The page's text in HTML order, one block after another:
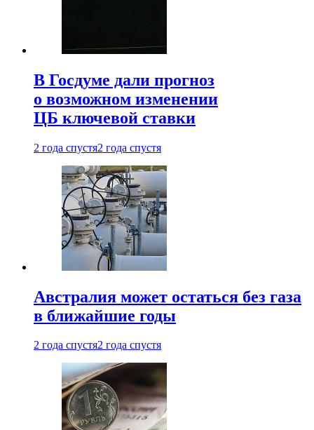
В Госдуме дали прогноз
о возможном изменении
ЦБ ключевой ставки
2 года спустя2 года спустя
Австралия может остаться без газа
в ближайшие годы
2 года спустя2 года спустя